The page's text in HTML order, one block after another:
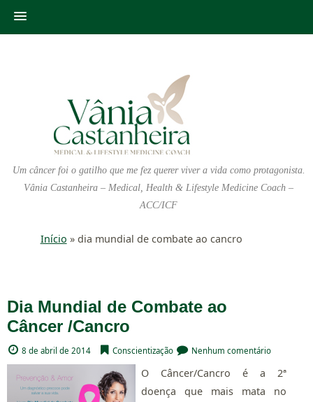
Um câncer foi o gatilho que me fez querer viver a vida como protagonista.
Vânia Castanheira – Medical, Health & Lifestyle Medicine Coach –
ACC/ICF
Início » dia mundial de combate ao cancro
Dia Mundial de Combate ao
Câncer /Cancro
8 de abril de 2014 Conscientização Nenhum comentário
O Câncer/Cancro é a 2ª
doença que mais mata no